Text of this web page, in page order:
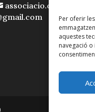
Per oferir
aquestes
navegació